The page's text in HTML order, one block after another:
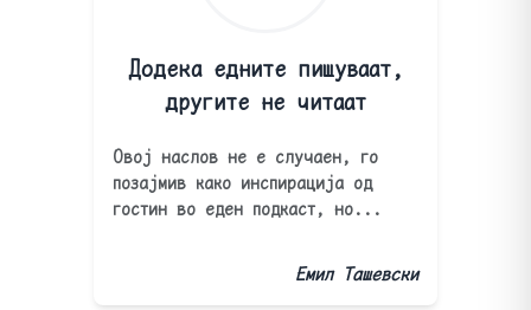
Додека едните пишуваат,
другите не читаат
Овој наслов не е случаен, го
позајмив како инспирација од
гостин во еден подкаст, но...
Емил Ташевски